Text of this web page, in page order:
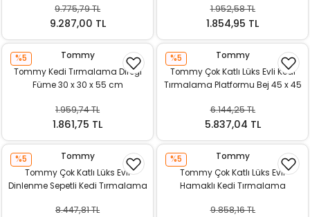
9.775,79 TL
9.287,00 TL
1.952,58 TL
1.854,95 TL
%5
Tommy
Tommy Kedi Tırmalama Direği
Füme 30 x 30 x 55 cm
1.959,74 TL
1.861,75 TL
%5
Tommy
Tommy Çok Katlı Lüks Evli Kedi
Tırmalama Platformu Bej 45 x 45
6.144,25 TL
5.837,04 TL
%5
Tommy
Tommy Çok Katlı Lüks Evli
Dinlenme Sepetli Kedi Tırmalama
8.447,81 TL
%5
Tommy
Tommy Çok Katlı Lüks Evli
Hamaklı Kedi Tırmalama
9.858,16 TL